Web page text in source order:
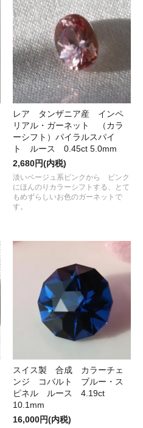
レア タンザニア産 インペ
リアル・ガーネット （カラ
ーシフト）パイラルスパイ
ト ルース 0.45ct 5.0mm
2,680円(内税)
淡いベージュ系ピンクから ピンク
にほんのりカラーシフトする、とて
もめずらしいお色のガーネットで
す。
スイス製 合成 カラーチェ
ンジ コバルト ブルー・ス
ピネル ルース 4.19ct
10.1mm
16,000円(内税)